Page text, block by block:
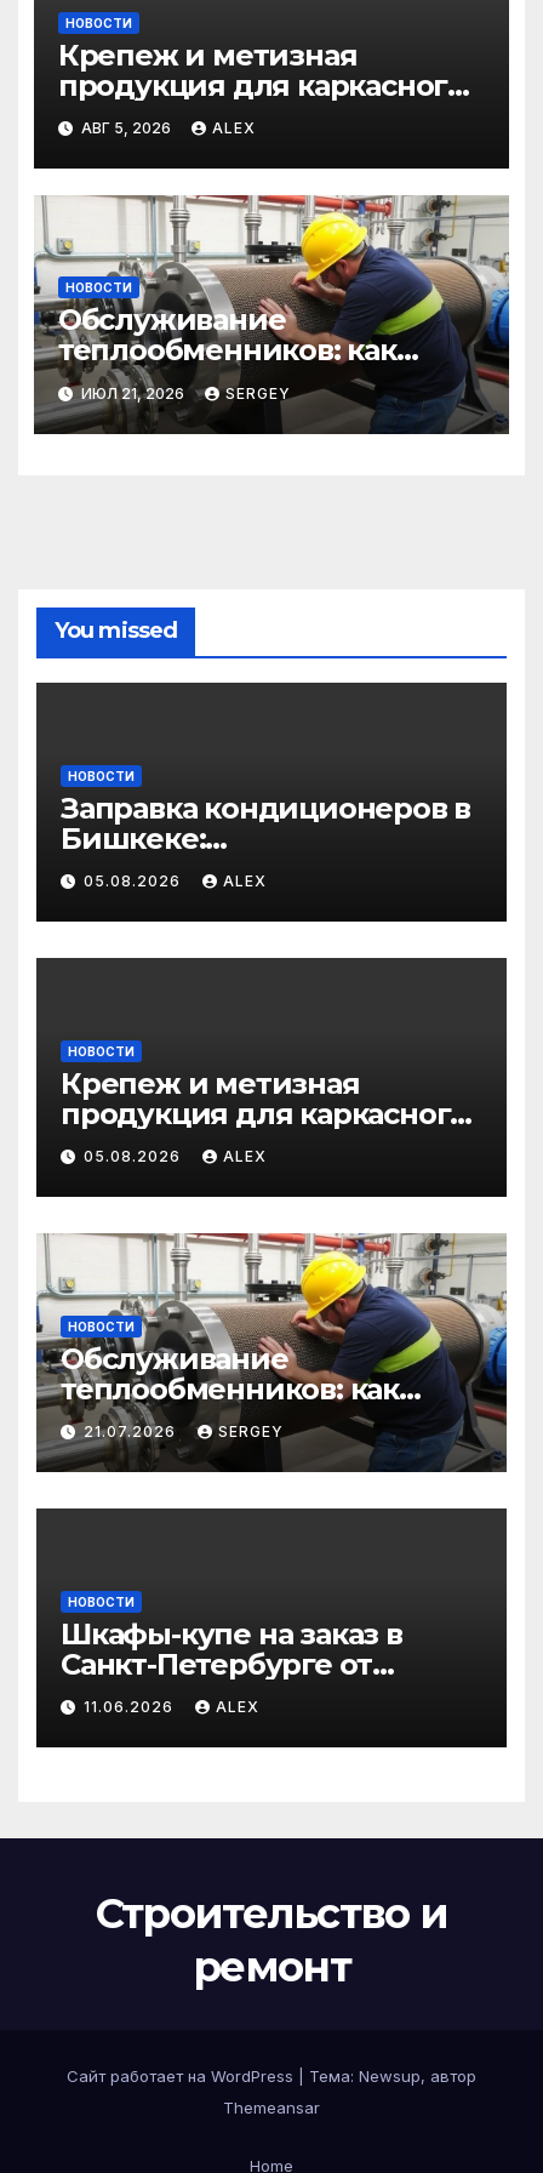
НОВОСТИ
Крепеж и метизная
продукция для каркасного
и загородного
строительства: от
саморезов до анкеров
АВГ 5, 2026 ALEX
НОВОСТИ
Обслуживание
теплообменников: как
сохранить эффективность и
избежать простоев
ИЮЛ 21, 2026 SERGEY
You missed
НОВОСТИ
Заправка кондиционеров в
Бишкеке:
профессиональные услуги
для дома и авто
05.08.2026 ALEX
НОВОСТИ
Крепеж и метизная
продукция для каркасного
и загородного
строительства: от
саморезов до анкеров
05.08.2026 ALEX
НОВОСТИ
Обслуживание
теплообменников: как
сохранить эффективность
и избежать простоев
21.07.2026 SERGEY
НОВОСТИ
Шкафы-купе на заказ в
Санкт-Петербурге от
производителя по
доступным ценам
11.06.2026 ALEX
Строительство и
ремонт
Сайт работает на WordPress Тема: Newsup, автор
Themeansar
Home